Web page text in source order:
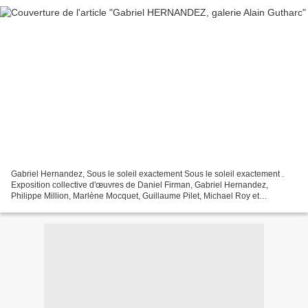
Gabriel Hernandez, Sous le soleil exactement Sous le soleil exactement .
Exposition collective d'œuvres de Daniel Firman, Gabriel Hernandez,
Philippe Million, Marlène Mocquet, Guillaume Pilet, Michael Roy et